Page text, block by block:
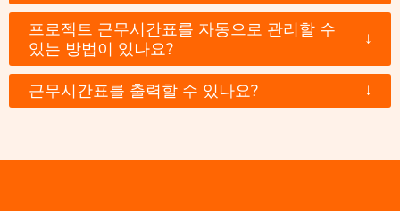
프로젝트 근무시간표를 자동으로 관리할 수
있는 방법이 있나요?
↓
근무시간표를 출력할 수 있나요? ↓